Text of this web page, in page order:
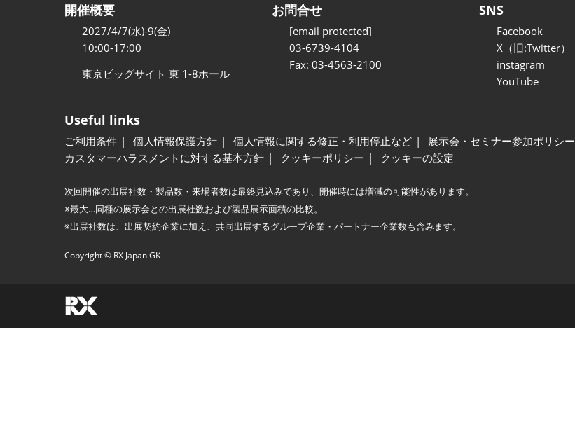
開催概要
2027/4/7(水)-9(金)
10:00-17:00
東京ビッグサイト 東 1-8ホール
お問合せ
[email protected]
03-6739-4104
Fax: 03-4563-2100
SNS
Facebook
X（旧:Twitter）
instagram
YouTube
Useful links
ご利用条件 個人情報保護方針 個人情報に関する修正・利用停止など 展示会・セミナー参加ポリシー
カスタマーハラスメントに対する基本方針
クッキーポリシー クッキーの設定
次回開催の出展社数・製品数・来場者数は最終見込みであり、開催時には増減の可能性があります。
※最大…同種の展示会との出展社数および製品展示面積の比較。
※出展社数は、出展契約企業に加え、共同出展するグループ企業・パートナー企業数も含みます。
Copyright © RX Japan GK